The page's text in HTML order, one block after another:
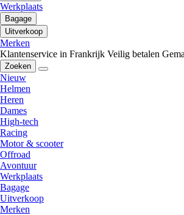
Werkplaats
Bagage
Uitverkoop
Merken
Klantenservice in Frankrijk Veilig betalen
Zoeken
Nieuw
Helmen
Heren
Dames
High-tech
Racing
Motor & scooter
Offroad
Avontuur
Werkplaats
Bagage
Uitverkoop
Merken